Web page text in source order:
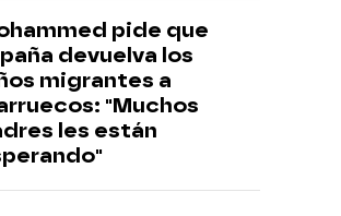
pide que
devuelva los
migrantes a
"Muchos
les están